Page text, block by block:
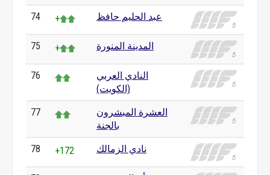
74 + عبد الحليم حافظ
75 + المدينة المنورة
76
النادي العربي
(الكويت)
77
العشرة المبشرون
بالجنة
78 +172 نادي الزمالك